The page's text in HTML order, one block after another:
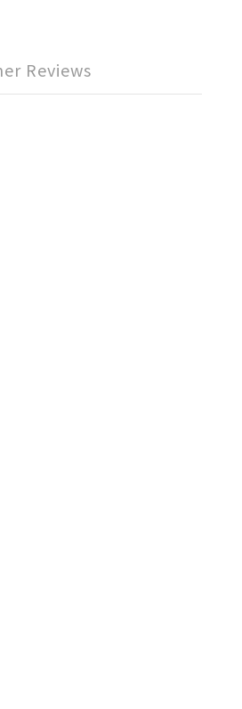
Reviews